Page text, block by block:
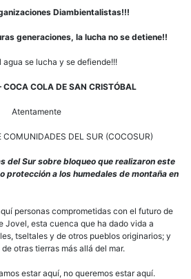
Diambientalistas!!!
generaciones, la lucha no se detiene!!
agua se lucha y se defiende!!!
COCA COLA DE SAN CRISTÓBAL
Atentamente
COMUNIDADES DEL SUR (COCOSUR)
del Sur sobre bloqueo que realizaron este
protección a los humedales de montaña en
personas comprometidas con el futuro de
Jovel, esta cuenca que ha dado vida a
tseltales y de otros pueblos originarios; y
otras tierras más allá del mar.
estar aquí, no queremos estar aquí.